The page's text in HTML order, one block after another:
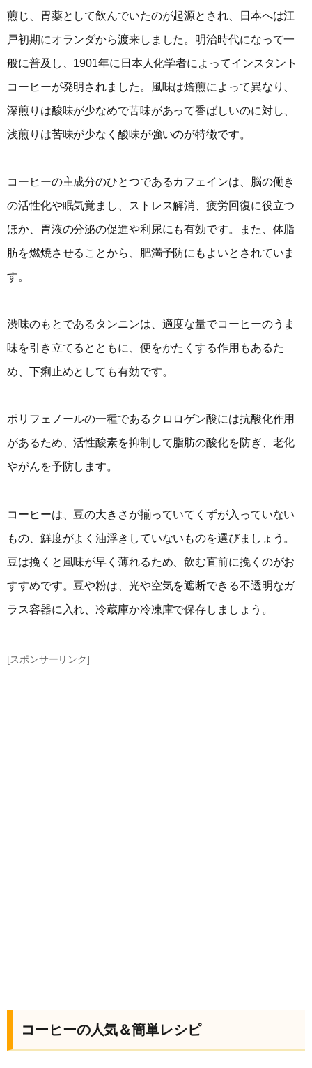
煎じ、胃薬として飲んでいたのが起源とされ、日本へは江
戸初期にオランダから渡来しました。明治時代になって一
般に普及し、1901年に日本人化学者によってインスタント
コーヒーが発明されました。風味は焙煎によって異なり、
深煎りは酸味が少なめで苦味があって香ばしいのに対し、
浅煎りは苦味が少なく酸味が強いのが特徴です。
コーヒーの主成分のひとつであるカフェインは、脳の働き
の活性化や眠気覚まし、ストレス解消、疲労回復に役立つ
ほか、胃液の分泌の促進や利尿にも有効です。また、体脂
肪を燃焼させることから、肥満予防にもよいとされていま
す。
渋味のもとであるタンニンは、適度な量でコーヒーのうま
味を引き立てるとともに、便をかたくする作用もあるた
め、下痢止めとしても有効です。
ポリフェノールの一種であるクロロゲン酸には抗酸化作用
があるため、活性酸素を抑制して脂肪の酸化を防ぎ、老化
やがんを予防します。
コーヒーは、豆の大きさが揃っていてくずが入っていない
もの、鮮度がよく油浮きしていないものを選びましょう。
豆は挽くと風味が早く薄れるため、飲む直前に挽くのがお
すすめです。豆や粉は、光や空気を遮断できる不透明なガ
ラス容器に入れ、冷蔵庫か冷凍庫で保存しましょう。
[スポンサーリンク]
コーヒーの人気＆簡単レシピ